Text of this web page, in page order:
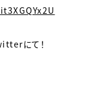
にて！